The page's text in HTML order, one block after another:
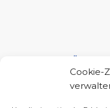
Cookie-